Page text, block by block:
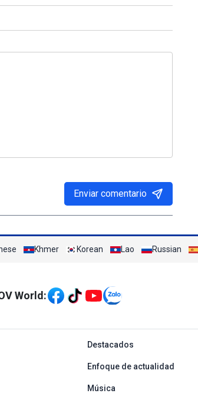
Enviar comentario
Khmer Korean Lao Russian
xã hội
World:
tiếng Tây ban nha
Destacados
Enfoque de actualidad
Música